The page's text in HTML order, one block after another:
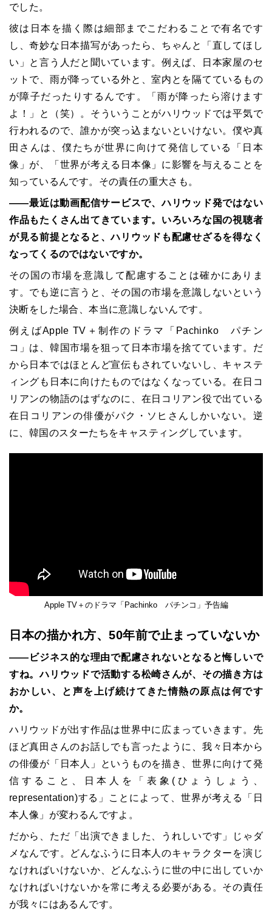
でした。
彼は日本を描く際は細部までこだわることで有名です
し、奇妙な日本描写があったら、ちゃんと「直してほし
い」と言う人だと聞いています。例えば、日本家屋のセ
ットで、雨が降っている外と、室内とを隔てているもの
が障子だったりするんです。「雨が降ったら溶けます
よ！」と（笑）。そういうことがハリウッドでは平気で
行われるので、誰かが突っ込まないといけない。僕や真
田さんは、僕たちが世界に向けて発信している「日本
像」が、「世界が考える日本像」に影響を与えることを
知っているんです。その責任の重大さも。
――最近は動画配信サービスで、ハリウッド発ではない
作品もたくさん出てきています。いろいろな国の視聴者
が見る前提となると、ハリウッドも配慮せざるを得なく
なってくるのではないですか。
その国の市場を意識して配慮することは確かにありま
す。でも逆に言うと、その国の市場を意識しないという
決断をした場合、本当に意識しないんです。
例えばApple TV＋制作のドラマ「Pachinko パチン
コ」は、韓国市場を狙って日本市場を捨てています。だ
から日本ではほとんど宣伝もされていないし、キャステ
ィングも日本に向けたものではなくなっている。在日コ
リアンの物語のはずなのに、在日コリアン役で出ている
在日コリアンの俳優がパク・ソヒさんしかいない。逆
に、韓国のスターたちをキャスティングしています。
Apple TV＋のドラマ「Pachinko パチンコ」予告編
日本の描かれ方、50年前で止まっていないか
――ビジネス的な理由で配慮されないとなると悔しいで
すね。ハリウッドで活動する松崎さんが、その描き方は
おかしい、と声を上げ続けてきた情熱の原点は何です
か。
ハリウッドが出す作品は世界中に広まっていきます。先
ほど真田さんのお話しでも言ったように、我々日本から
の俳優が「日本人」というものを描き、世界に向けて発
信すること、日本人を「表象(ひょうしょう、
representation)する」ことによって、世界が考える「日
本人像」が変わるんですよ。
だから、ただ「出演できました、うれしいです」じゃダ
メなんです。どんなふうに日本人のキャラクターを演じ
なければいけないか、どんなふうに世の中に出していか
なければいけないかを常に考える必要がある。その責任
が我々にはあるんです。